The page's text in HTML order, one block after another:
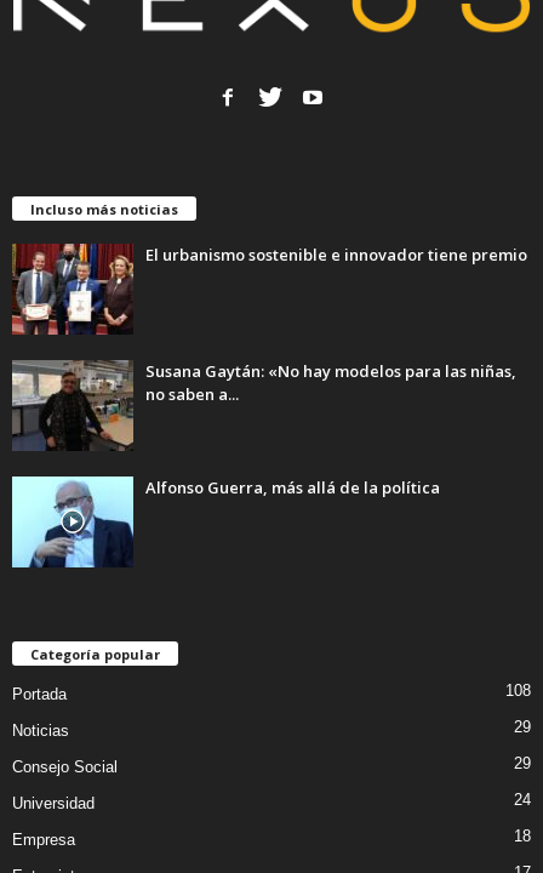
Incluso más noticias
El urbanismo sostenible e innovador tiene premio
Susana Gaytán: «No hay modelos para las niñas,
no saben a...
Alfonso Guerra, más allá de la política
Categoría popular
Portada 108
Noticias 29
Consejo Social 29
Universidad 24
Empresa 18